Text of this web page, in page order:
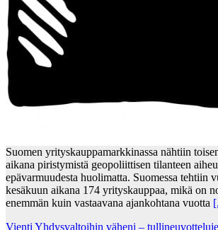
Suomen yrityskauppamarkkinassa nähtiin
aikana piristymistä geopoliittisen tilanteen
epävarmuudesta huolimatta. Suomessa tehtiin
kesäkuun aikana 174 yrityskauppaa, mikä on
enemmän kuin vastaavana ajankohtana vuotta
Vienti Yhdysvaltoihin väheni –